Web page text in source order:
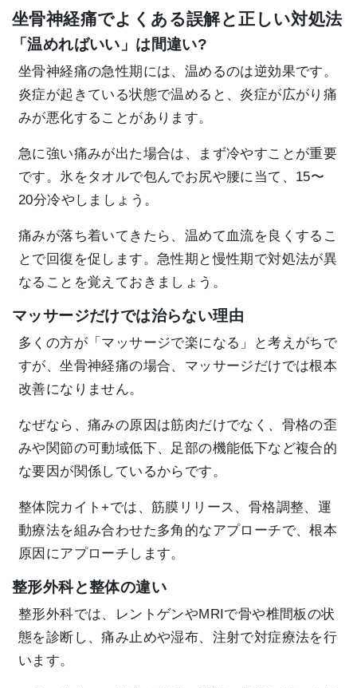
坐骨神経痛でよくある誤解と正しい対処法
「温めればいい」は間違い?
坐骨神経痛の急性期には、温めるのは逆効果です。
炎症が起きている状態で温めると、炎症が広がり痛
みが悪化することがあります。
急に強い痛みが出た場合は、まず冷やすことが重要
です。氷をタオルで包んでお尻や腰に当て、15〜
20分冷やしましょう。
痛みが落ち着いてきたら、温めて血流を良くするこ
とで回復を促します。急性期と慢性期で対処法が異
なることを覚えておきましょう。
マッサージだけでは治らない理由
多くの方が「マッサージで楽になる」と考えがちで
すが、坐骨神経痛の場合、マッサージだけでは根本
改善になりません。
なぜなら、痛みの原因は筋肉だけでなく、骨格の歪
みや関節の可動域低下、足部の機能低下など複合的
な要因が関係しているからです。
整体院カイト+では、筋膜リリース、骨格調整、運
動療法を組み合わせた多角的なアプローチで、根本
原因にアプローチします。
整形外科と整体の違い
整形外科では、レントゲンやMRIで骨や椎間板の状
態を診断し、痛み止めや湿布、注射で対症療法を行
います。